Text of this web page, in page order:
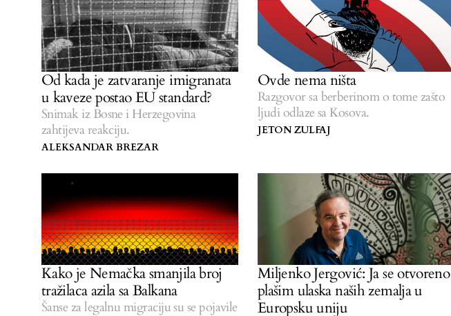
Od kada je zatvaranje imigranata
u kaveze postao EU standard?
Snimak iz Bosne i Herzegovina
zahtijeva reakciju.
ALEKSANDAR BREZAR
Ovde nema ništa
Razgovor sa berberinom o tome zašto
ljudi odlaze sa Kosova.
JETON ZULFAJ
Kako je Nemačka smanjila broj
tražilaca azila sa Balkana
Šanse za legalnu migraciju su se pojavile
Miljenko Jergović: Ja se otvoreno
plašim ulaska naših zemalja u
Europsku uniju